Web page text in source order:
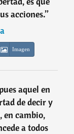
acciones.”
Imagen
aquel en
de decir y
en cambio,
a todos